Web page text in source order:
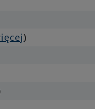
)